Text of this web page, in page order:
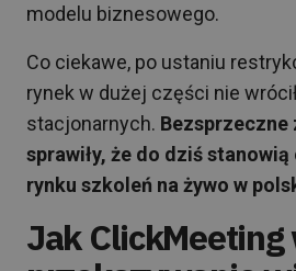
modelu biznesowego.
Co ciekawe, po ustaniu
rynek w dużej części nie
stacjonarnych. Bezsprzeczne
sprawiły, że do dziś
rynku szkoleń na żywo w
Jak